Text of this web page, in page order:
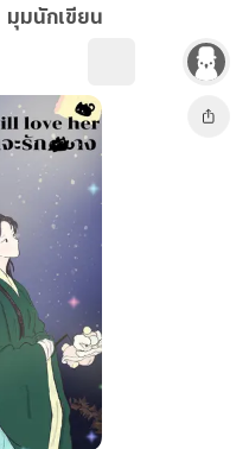
มุมนักเขียน